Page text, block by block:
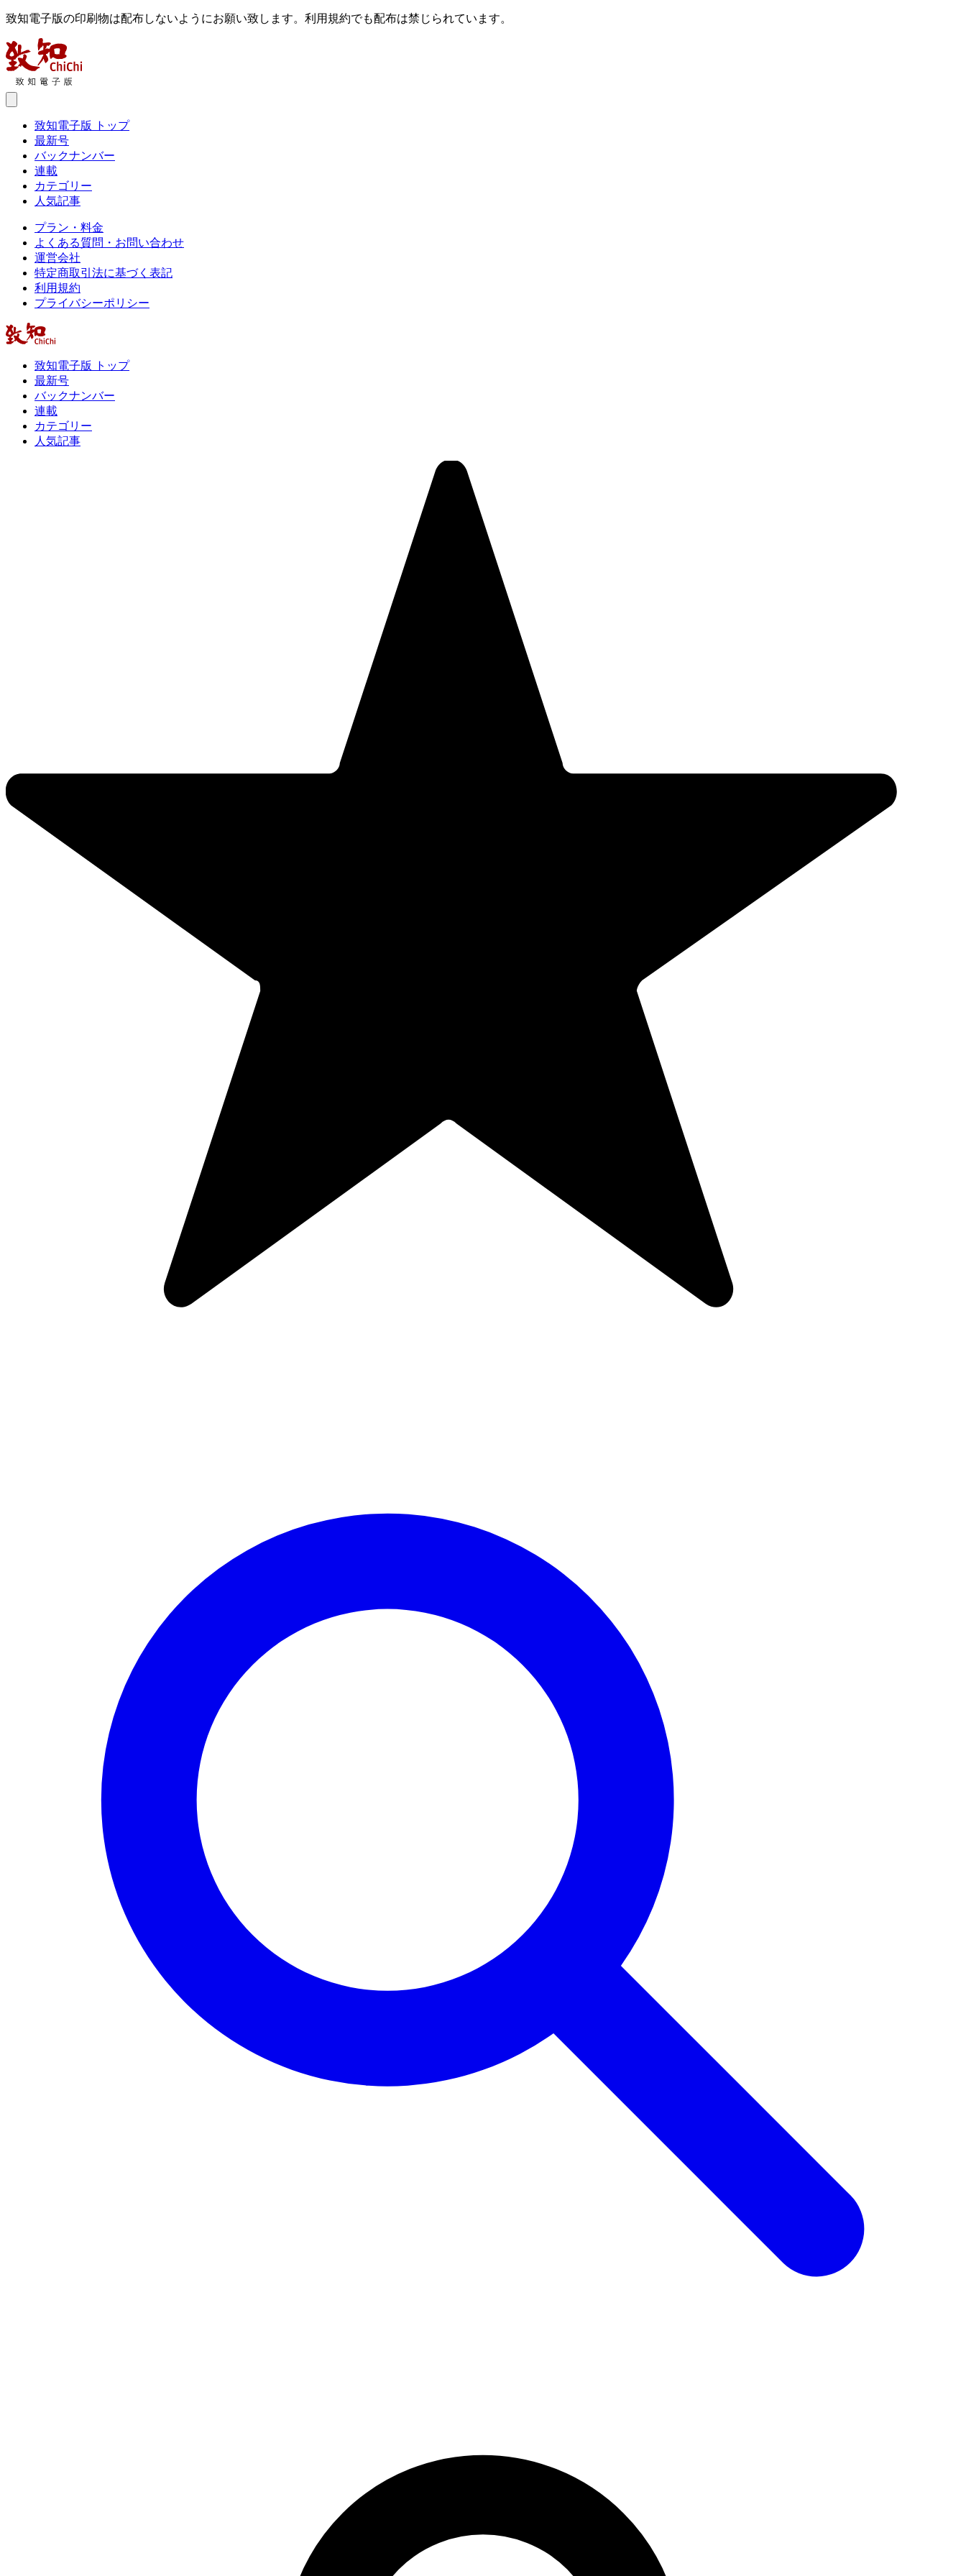
致知電子版の印刷物は配布しないようにお願い致します。利用規約でも配布は禁じられています。
致知電子版 トップ
最新号
バックナンバー
連載
カテゴリー
人気記事
プラン・料金
よくある質問・お問い合わせ
運営会社
特定商取引法に基づく表記
利用規約
プライバシーポリシー
致知電子版 トップ
最新号
バックナンバー
連載
カテゴリー
人気記事